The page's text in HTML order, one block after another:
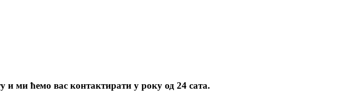
ми ћемо вас контактирати у року од 24 сата.